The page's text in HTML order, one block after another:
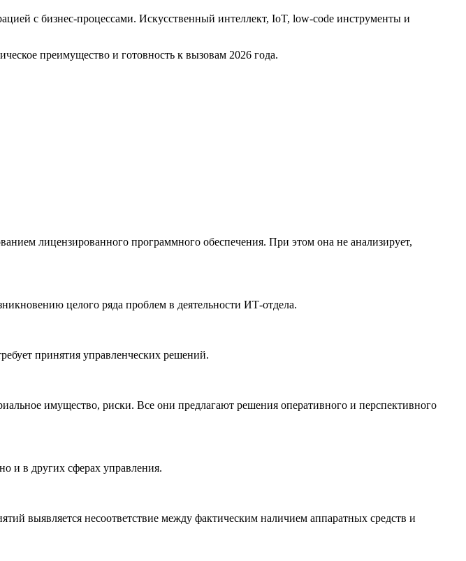
с бизнес-процессами. Искусственный интеллект, IoT, low-code инструменты и
преимущество и готовность к вызовам 2026 года.
лицензированного программного обеспечения. При этом она не анализирует,
целого ряда проблем в деятельности ИТ-отдела.
принятия управленческих решений.
имущество, риски. Все они предлагают решения оперативного и перспективного
и в других сферах управления.
выявляется несоответствие между фактическим наличием аппаратных средств и